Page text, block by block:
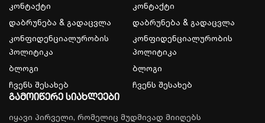
კონტაქტი
დაბრუნება & გადაცვლა
კონფიდენციალურობის
პოლიტიკა
ბლოგი
ჩვენს შესახებ
კონტაქტი
დაბრუნება & გადაცვლა
კონფიდენციალურობის
პოლიტიკა
ბლოგი
ჩვენს შესახებ
გამოიწერე სიახლეები
იყავი პირველი, რომელიც მუდმივად მიიღებს